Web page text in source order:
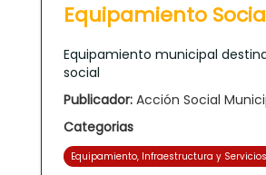
Equipamiento
Equipamiento municipal
social
Publicador: Acción Social
Categorias
Equipamiento, Infraestructura y